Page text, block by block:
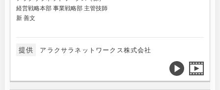
経営戦略本部 事業戦略部 主管技師
新 善文
提供 アラクサラネットワークス株式会社